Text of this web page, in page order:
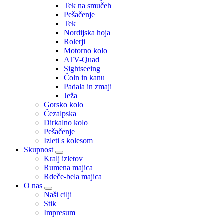
Tek na smučeh
Pešačenje
Tek
Nordijska hoja
Rolerji
Motorno kolo
ATV-Quad
Sightseeing
Čoln in kanu
Padala in zmaji
Ježa
Gorsko kolo
Čezalpska
Dirkalno kolo
Pešačenje
Izleti s kolesom
Skupnost
Kralj izletov
Rumena majica
Rdeče-bela majica
O nas
Naši cilji
Stik
Impresum